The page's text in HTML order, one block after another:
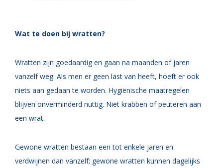
Wat te doen bij wratten?
Wratten zijn goedaardig en gaan na maanden of jaren
vanzelf weg. Als men er geen last van heeft, hoeft er ook
niets aan gedaan te worden. Hygiënische maatregelen
blijven onverminderd nuttig. Niet krabben of peuteren aan
een wrat.
Gewone wratten bestaan een tot enkele jaren en
verdwijnen dan vanzelf; gewone wratten kunnen dagelijks